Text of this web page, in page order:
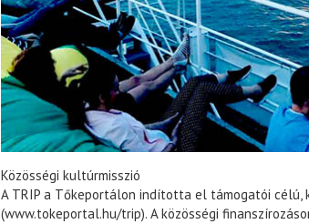
Közösségi kultúrmisszió
A TRIP a Tőkeportálon indította el támogatói célú,
(www.tokeportal.hu/trip). A közösségi